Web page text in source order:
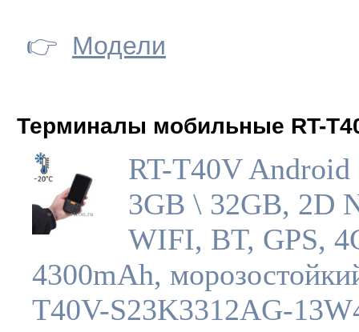
👉 Модели
Терминалы мобильные RT-
RT-T40V Android
3GB \ 32GB, 2D
WIFI, BT, GPS,
4300mAh,
T40V-S23K3312AG-